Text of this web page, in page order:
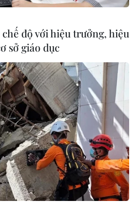
vs
7/8): Cuộc quyết
kết duy nhất
Việt Nam
Thái Lan vẫn
2026 ngày
đến ngôi đầu
độ với hiệu trưởng, hiệu
sở giáo dục